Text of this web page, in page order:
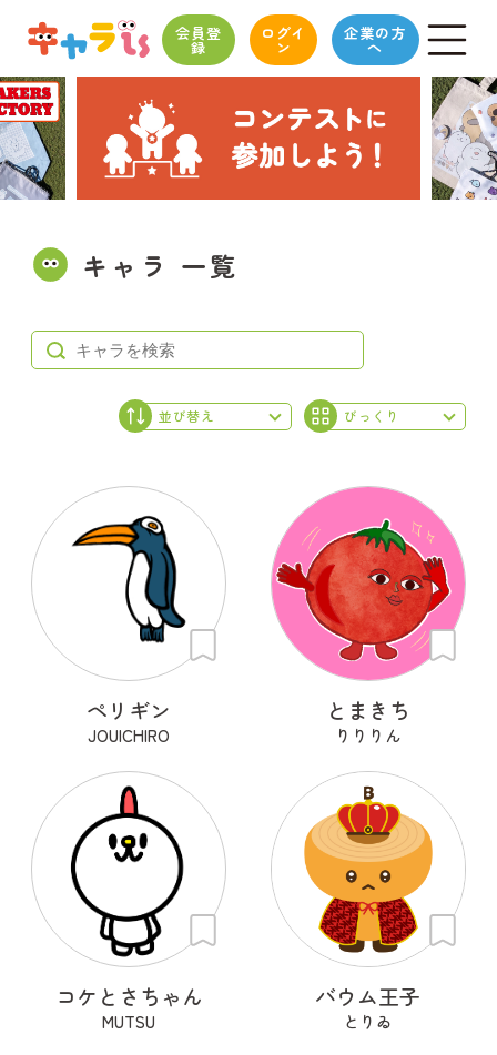
会員登
録
ログイ
ン
企業の方
へ
キャラ 一覧
ペリギン
JOUICHIRO
とまきち
りりりん
コケとさちゃん
MUTSU
バウム王子
とりゐ